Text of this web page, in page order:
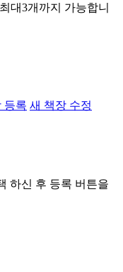
대3개까지 가능합니
등록 새 책장 수정
하신 후 등록 버튼을